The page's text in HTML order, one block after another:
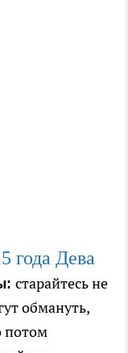
года Дева
старайтесь не
обмануть,
потом